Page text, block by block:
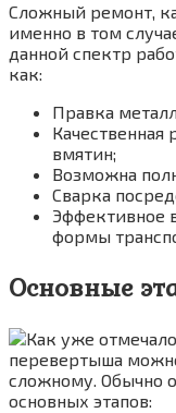
Сложный ремонт,
именно в том
данной спектр
как:
Правка
Качественная
вмятин;
Возможна
Сварка
Эффективное
формы
Основные
Как уже
перевертыша
сложному. Обычно
основных этапов: